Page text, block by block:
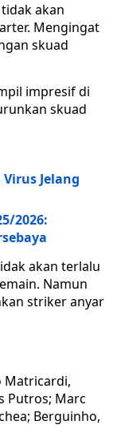
akan
Mengingat
skuad
impresif di
skuad
Jelang
2026:
akan terlalu
Namun
striker anyar
Matricardi,
Putros; Marc
Berguinho,